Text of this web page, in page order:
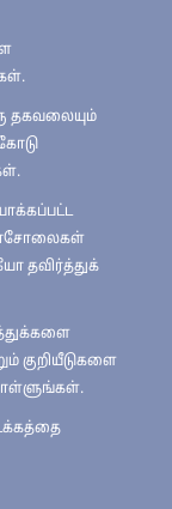
தகவலையும்
தவிர்த்துக்
குறியீடுகளை